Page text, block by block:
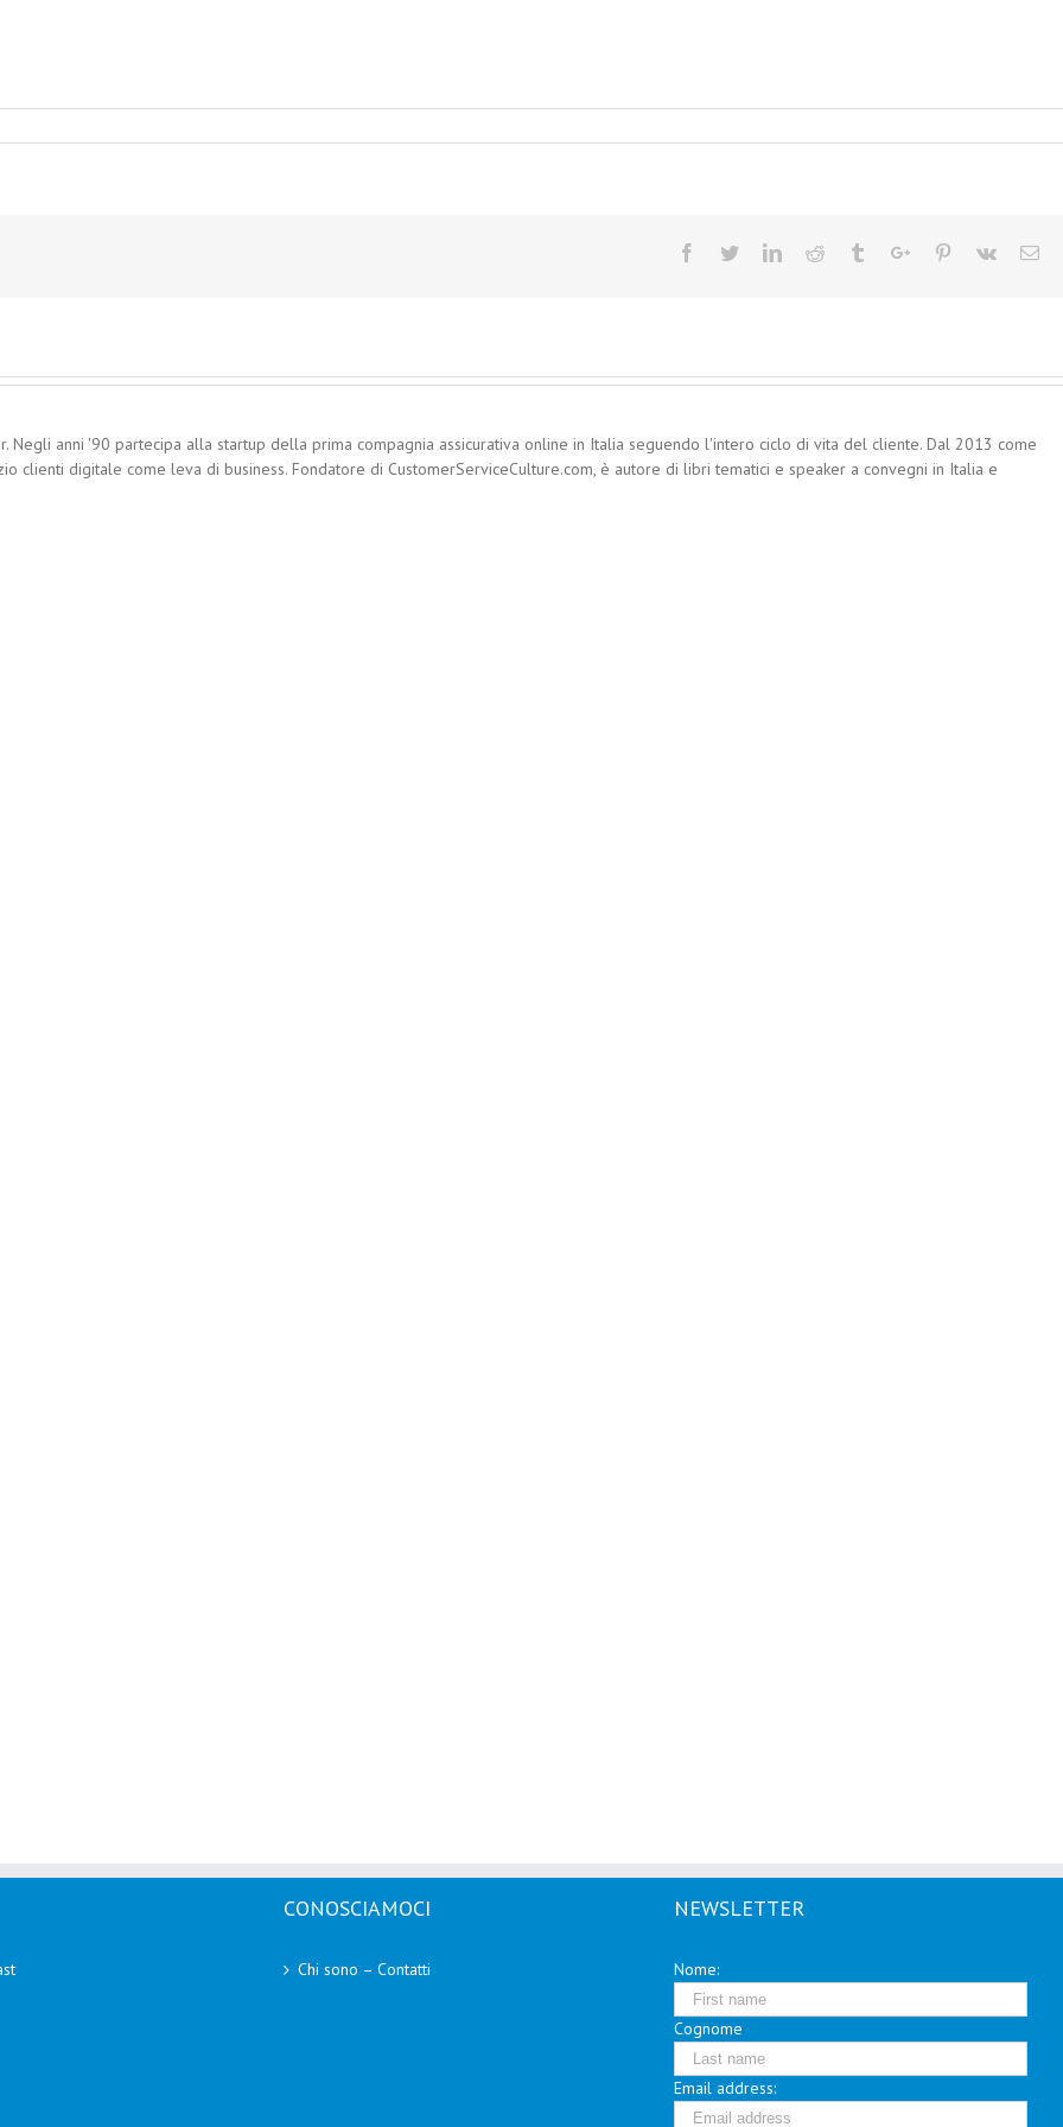
Facebook
TwitterLinkedinReddit TumblrGoogle+Pinterest
Vk
Negli anni '90 partecipa alla startup della prima compagnia assicurativa online in Italia seguendo l'intero ciclo di vita del cliente. Dal 2013 come
clienti digitale come leva di business. Fondatore di CustomerServiceCulture.com, è autore di libri tematici e speaker a convegni in Italia e
CONOSCIAMOCI
Chi sono – Contatti
NEWSLETTER
Nome:
Cognome
Email address: